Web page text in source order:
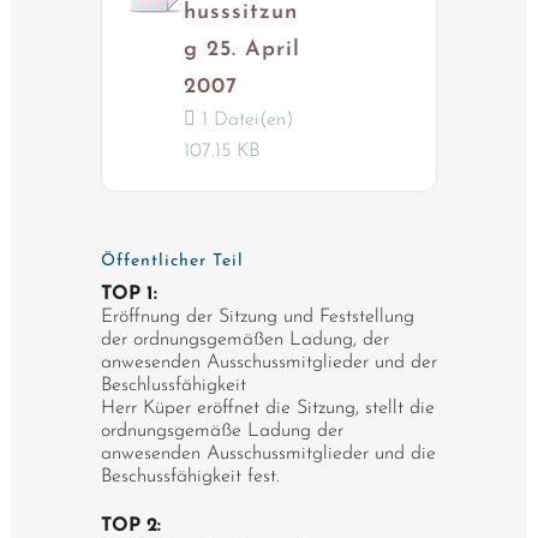
husssitzun
g 25. April
2007
1 Datei(en)
107.15 KB
Öffentlicher Teil
TOP 1:
Eröffnung der Sitzung und Feststellung
der ordnungsgemäßen Ladung, der
anwesenden Ausschussmitglieder und der
Beschlussfähigkeit
Herr Küper eröffnet die Sitzung, stellt die
ordnungsgemäße Ladung der
anwesenden Ausschussmitglieder und die
Beschussfähigkeit fest.
TOP 2: